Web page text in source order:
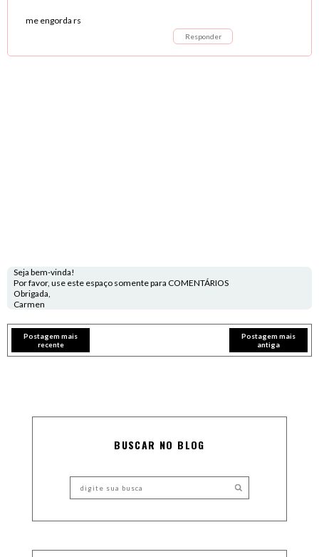
me engorda rs
Responder
Seja bem-vinda!
Por favor, use este espaço somente para COMENTÁRIOS
Obrigada,
Carmen
Postagem mais
recente
Postagem mais
antiga
BUSCAR NO BLOG